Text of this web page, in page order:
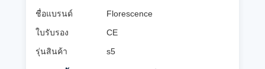
ชื่อแบรนด์
Florescence
ใบรับรอง
CE
รุ่นสินค้า
s5